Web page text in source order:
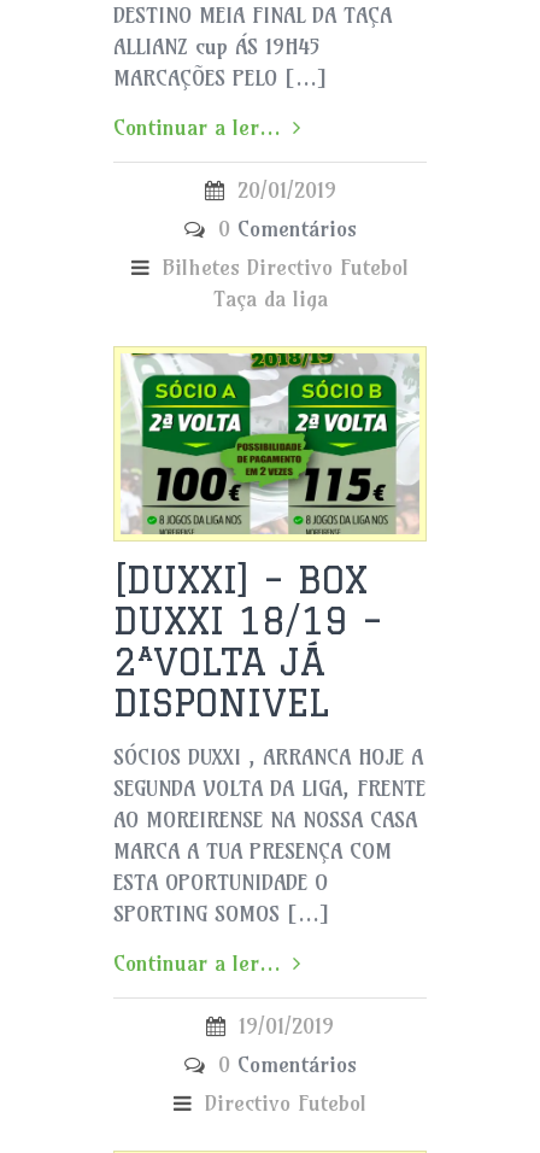
DESTINO MEIA FINAL DA TAÇA
ALLIANZ cup ÁS 19H45
MARCAÇÕES PELO […]
Continuar a ler...
20/01/2019
0 Comentários
Bilhetes Directivo Futebol
Taça da liga
[DUXXI] – BOX
DUXXI 18/19 –
2ªVOLTA JÁ
DISPONIVEL
SÓCIOS DUXXI , ARRANCA HOJE A
SEGUNDA VOLTA DA LIGA, FRENTE
AO MOREIRENSE NA NOSSA CASA
MARCA A TUA PRESENÇA COM
ESTA OPORTUNIDADE O
SPORTING SOMOS […]
Continuar a ler...
19/01/2019
0 Comentários
Directivo Futebol